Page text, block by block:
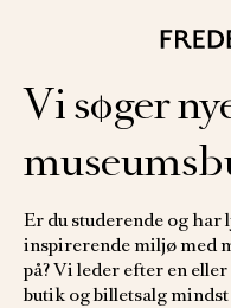
Vi søger
Er du studerende og har
inspirerende miljø med
på? Vi leder efter en
butik og billetsalg